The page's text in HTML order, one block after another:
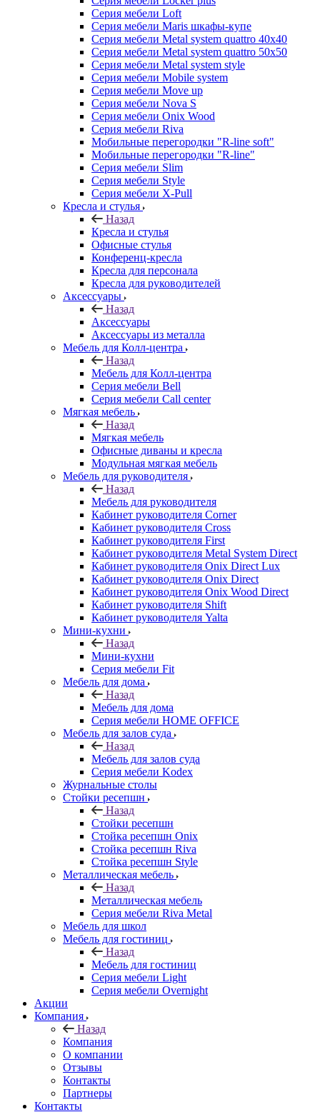
Серия мебели Loft
Серия мебели Maris шкафы-купе
Серия мебели Metal system quattro 40x40
Серия мебели Metal system quattro 50x50
Серия мебели Metal system style
Серия мебели Mobile system
Серия мебели Move up
Серия мебели Nova S
Серия мебели Onix Wood
Серия мебели Riva
Мобильные перегородки "R-line soft"
Мобильные перегородки "R-line"
Серия мебели Slim
Серия мебели Style
Серия мебели X-Pull
Кресла и стулья
Назад
Кресла и стулья
Офисные стулья
Конференц-кресла
Кресла для персонала
Кресла для руководителей
Аксессуары
Назад
Аксессуары
Аксессуары из металла
Мебель для Колл-центра
Назад
Мебель для Колл-центра
Серия мебели Bell
Серия мебели Call center
Мягкая мебель
Назад
Мягкая мебель
Офисные диваны и кресла
Модульная мягкая мебель
Мебель для руководителя
Назад
Мебель для руководителя
Кабинет руководителя Corner
Кабинет руководителя Cross
Кабинет руководителя First
Кабинет руководителя Metal System Direct
Кабинет руководителя Onix Direct Lux
Кабинет руководителя Onix Direct
Кабинет руководителя Onix Wood Direct
Кабинет руководителя Shift
Кабинет руководителя Yalta
Мини-кухни
Назад
Мини-кухни
Серия мебели Fit
Мебель для дома
Назад
Мебель для дома
Серия мебели HOME OFFICE
Мебель для залов суда
Назад
Мебель для залов суда
Серия мебели Kodex
Журнальные столы
Стойки ресепшн
Назад
Стойки ресепшн
Стойка ресепшн Onix
Стойка ресепшн Riva
Стойка ресепшн Style
Металлическая мебель
Назад
Металлическая мебель
Серия мебели Riva Metal
Мебель для школ
Мебель для гостиниц
Назад
Мебель для гостиниц
Серия мебели Light
Серия мебели Overnight
Акции
Компания
Назад
Компания
О компании
Отзывы
Контакты
Партнеры
Контакты